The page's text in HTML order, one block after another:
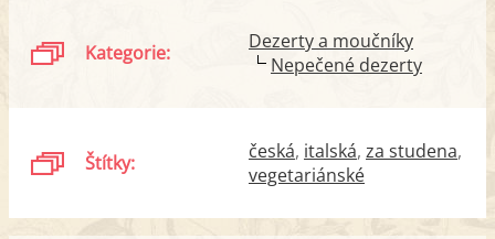
Kategorie:
Dezerty a moučníky
Nepečené dezerty
Štítky: česká italská za studena
vegetariánské